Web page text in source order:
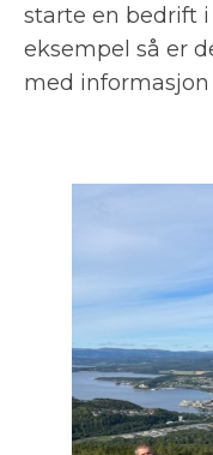
starte en bedrift
eksempel så er
med